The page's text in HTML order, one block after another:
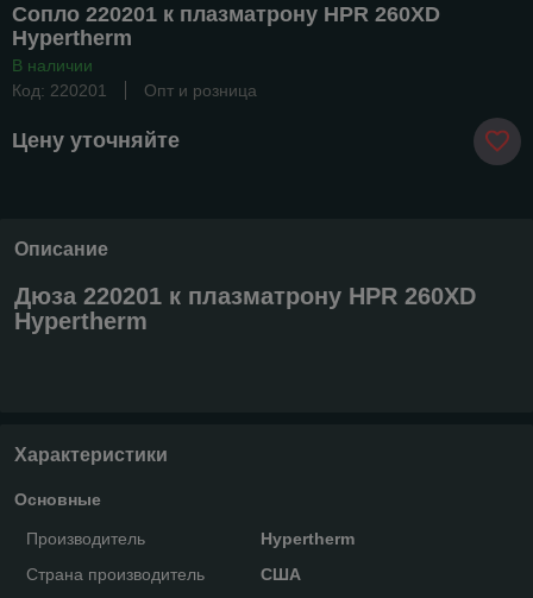
Сопло 220201 к плазматрону HPR 260XD
Hypertherm
В наличии
Код: 220201
Опт и розница
Цену уточняйте
Описание
Дюза 220201 к плазматрону HPR 260XD
Hypertherm
Характеристики
Основные
Производитель
Hypertherm
Страна производитель
США